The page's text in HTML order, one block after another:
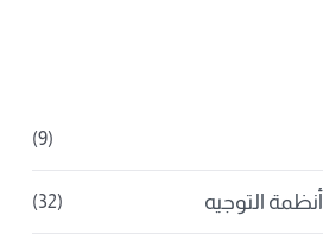
(9)
التوجيه (32)